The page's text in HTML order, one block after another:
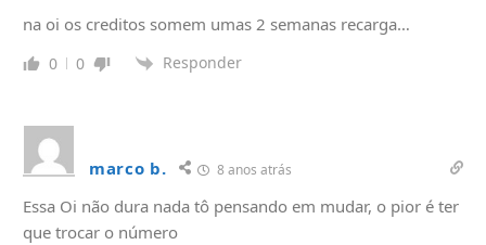
na oi os creditos somem umas 2 semanas recarga…
0 0 Responder
marco b. 8 anos atrás
Essa Oi não dura nada tô pensando em mudar, o pior é ter
que trocar o número